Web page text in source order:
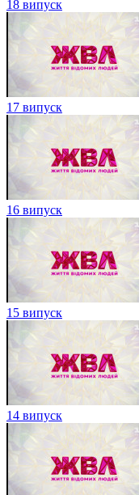
18 випуск
17 випуск
16 випуск
15 випуск
14 випуск